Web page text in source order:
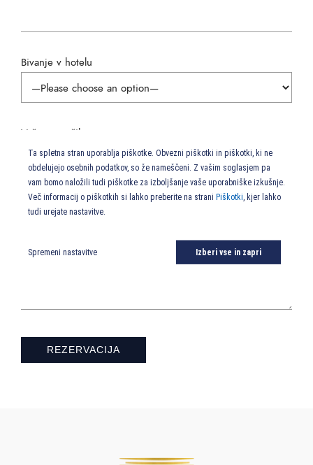
Bivanje v hotelu
Vaše sporočilo
Ta spletna stran uporablja piškotke. Obvezni piškotki in piškotki, ki ne
obdelujejo osebnih podatkov, so že nameščeni. Z vašim soglasjem pa
vam bomo naložili tudi piškotke za izboljšanje vaše uporabniške izkušnje.
Več informacij o piškotkih si lahko preberite na strani Piškotki , kjer lahko
tudi urejate nastavitve.
Spremeni nastavitve Izberi vse in zapri